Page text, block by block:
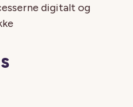
digitalt og